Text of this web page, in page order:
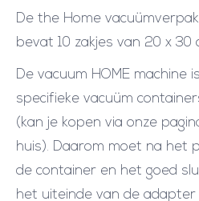
De the Home
bevat 10 zakjes van 20 x 30
De vacuum HOME machine
specifieke vacuüm
(kan je kopen via onze
huis). Daarom moet na het
de container en het goed
het uiteinde van de adapter